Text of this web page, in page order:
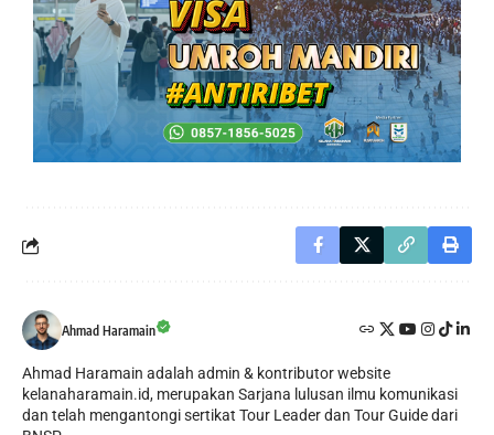
Ahmad Haramain
Ahmad Haramain adalah admin & kontributor website
kelanaharamain.id, merupakan Sarjana lulusan ilmu komunikasi
dan telah mengantongi sertikat Tour Leader dan Tour Guide dari